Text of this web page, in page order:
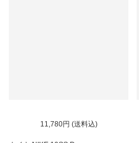
11,780円 (送料込)